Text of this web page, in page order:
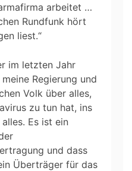
arbeitet …
Rundfunk hört
liest.“
im letzten Jahr
Regierung und
Volk über alles,
zu tun hat, ins
Es ist ein
und dass
Überträger für das